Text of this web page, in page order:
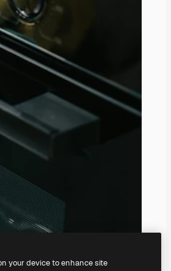
your device to enhance site